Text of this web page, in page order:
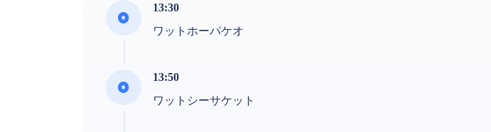
13:30
ワットホーパケオ
13:50
ワットシーサケット